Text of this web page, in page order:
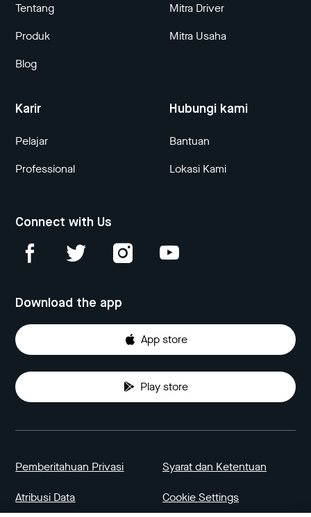
Tentang
Produk
Blog
Mitra Driver
Mitra Usaha
Karir
Pelajar
Professional
Hubungi kami
Bantuan
Lokasi Kami
Connect with Us
Download the app
App store
Play store
Pemberitahuan Privasi Syarat dan Ketentuan
Atribusi Data Cookie Settings